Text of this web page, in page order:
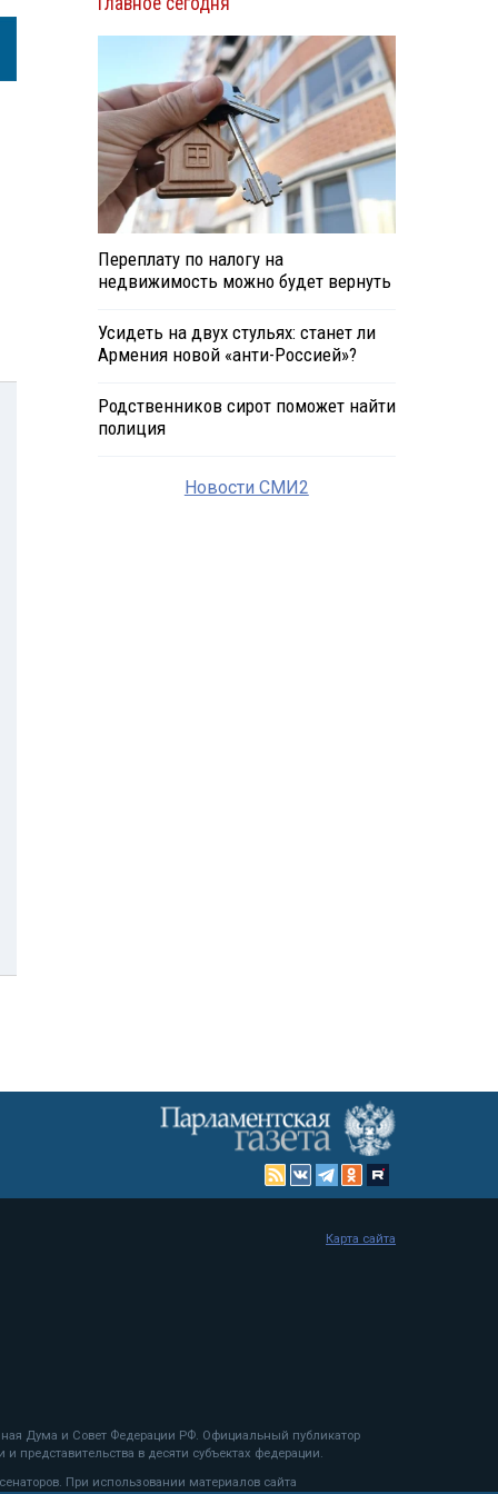
Переплату по налогу на
недвижимость можно будет вернуть
Усидеть на двух стульях: станет ли
Армения новой «анти-Россией»?
Родственников сирот поможет найти
полиция
Новости СМИ2
Дума и Совет Федерации РФ. Официальный публикатор
представительства в десяти субъектах федерации.
При использовании материалов сайта
Карта сайта